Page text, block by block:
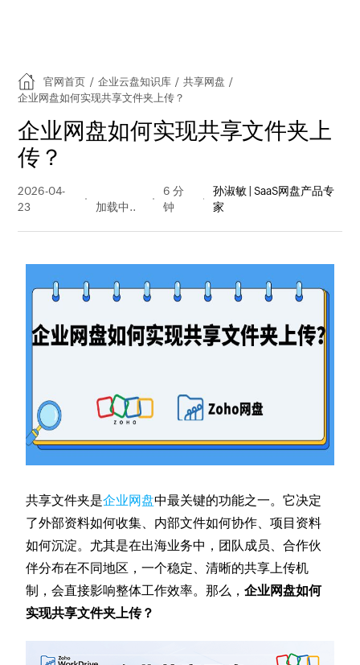
官网首页 / 企业云盘知识库 / 共享网盘 /
企业网盘如何实现共享文件夹上传？
企业网盘如何实现共享文件夹上
传？
2026-04-
23
量
6 分
钟
孙淑敏 | SaaS网盘产品专
家
共享文件夹是企业网盘中最关键的功能之一。它决定
了外部资料如何收集、内部文件如何协作、项目资料
如何沉淀。尤其是在出海业务中，团队成员、合作伙
伴分布在不同地区，一个稳定、清晰的共享上传机
制，会直接影响整体工作效率。那么，企业网盘如何
实现共享文件夹上传？